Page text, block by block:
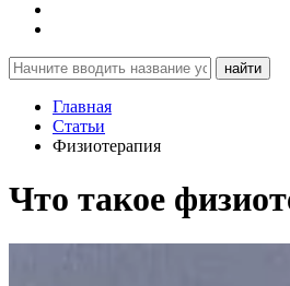
найти
Главная
Статьи
Физиотерапия
Что такое